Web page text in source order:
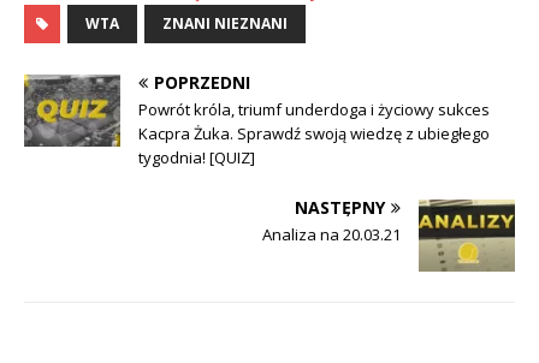
WTA ZNANI NIEZNANI
POPRZEDNI
Powrót króla, triumf underdoga i życiowy sukces
Kacpra Żuka. Sprawdź swoją wiedzę z ubiegłego
tygodnia! [QUIZ]
NASTĘPNY
Analiza na 20.03.21